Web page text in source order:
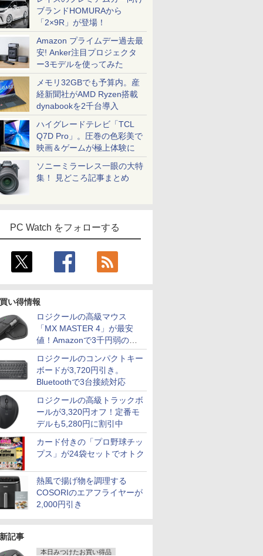
ブランドHOMURAから
「2×9R」が登場！
Amazon プライムデー過去最
安! Anker注目プロジェクタ
ー3モデルを使ってみた
メモリ32GBでも予算内。産
経新聞社がAMD Ryzen搭載
dynabookを2千台導入
ハイグレードテレビ「TCL
Q7D Pro」。圧巻の色彩美で
映画＆ゲームが極上体験に
ソニーミラーレス一眼の大特
集！ 見どころ記事まとめ
PC Watch をフォローする
い得情報
ロジクールの高級マウス
「MX MASTER 4」が最安
値！Amazonで3千円弱の割
引
ロジクールのコンパクトキー
ボードが3,720円引き。
Bluetoothで3台接続対応
ロジクールの高級トラックボ
ールが3,320円オフ！定番モ
デルも5,280円に割引中
カード付きの「プロ野球チッ
プス」が24袋セットでオトク
熱風で揚げ物を調理する
COSORIのエアフライヤーが
2,000円引き
記事
本日みつけたお買い得品